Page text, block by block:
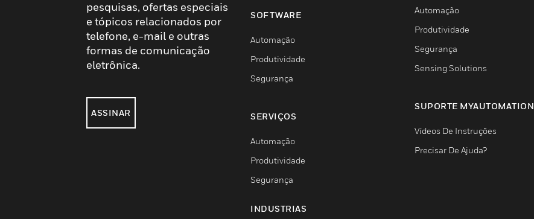
pesquisas, ofertas especiais
e tópicos relacionados por
telefone, e-mail e outras
formas de comunicação
eletrônica.
ASSINAR
SOFTWARE
Automação
Produtividade
Segurança
SERVIÇOS
Automação
Produtividade
Segurança
INDUSTRIAS
Automação
Produtividade
Segurança
Sensing Solutions
SUPORTE MYAUTOMATION
Vídeos De Instruções
Precisar De Ajuda?